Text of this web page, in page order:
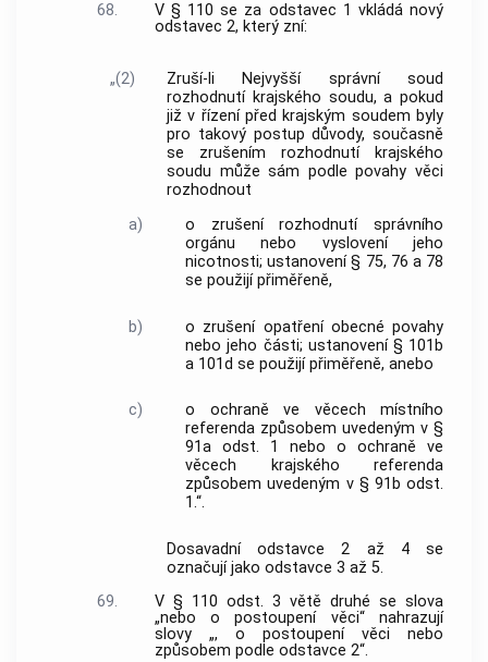
68.
V § 110 se za odstavec 1 vkládá nový
odstavec 2, který zní:
„(2)
Zruší-li Nejvyšší správní soud
rozhodnutí krajského soudu, a pokud
již v řízení před krajským soudem byly
pro takový postup důvody, současně
se zrušením rozhodnutí krajského
soudu může sám podle povahy věci
rozhodnout
a)
o zrušení rozhodnutí správního
orgánu nebo vyslovení jeho
nicotnosti; ustanovení § 75, 76 a 78
se použijí přiměřeně,
b)
o zrušení opatření obecné povahy
nebo jeho části; ustanovení § 101b
a 101d se použijí přiměřeně, anebo
c)
o ochraně ve věcech místního
referenda způsobem uvedeným v §
91a odst. 1 nebo o ochraně ve
věcech krajského referenda
způsobem uvedeným v § 91b odst.
1.“.
Dosavadní odstavce 2 až 4 se
označují jako odstavce 3 až 5.
69.
V § 110 odst. 3 větě druhé se slova
„nebo o postoupení věci“ nahrazují
slovy „, o postoupení věci nebo
způsobem podle odstavce 2“.